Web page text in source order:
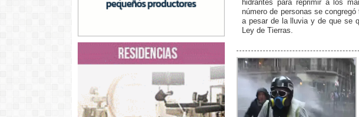
hidrantes para reprimir a los
número de personas se
a pesar de la lluvia y de que se
Ley de Tierras.